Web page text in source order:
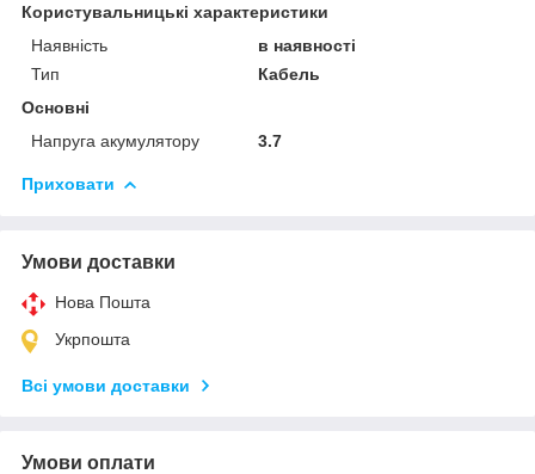
Користувальницькі характеристики
Наявність
в наявності
Тип
Кабель
Основні
Напруга акумулятору
3.7
Приховати
Умови доставки
Нова Пошта
Укрпошта
Всі умови доставки
Умови оплати